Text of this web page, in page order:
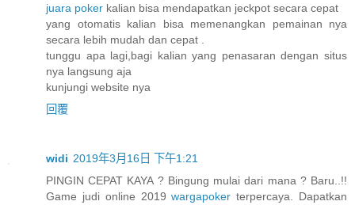
juara poker kalian bisa mendapatkan jeckpot secara cepat
yang otomatis kalian bisa memenangkan pemainan nya
secara lebih mudah dan cepat .
tunggu apa lagi,bagi kalian yang penasaran dengan situs
nya langsung aja
kunjungi website nya
回覆
widi 2019年3月16日 下午1:21
PINGIN CEPAT KAYA ? Bingung mulai dari mana ? Baru..!!
Game judi online 2019wargapoker terpercaya. Dapatkan